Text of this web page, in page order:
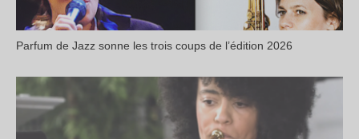
Parfum de Jazz sonne les trois coups de l’édition 2026